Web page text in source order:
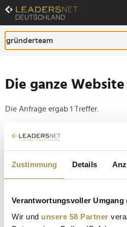
Zustimmung Details
Verantwortungsvoller Umgang
Wir und unsere 58 Partner
Zum
Inhalt
Zur
Fußzeilen-
Navigation
Die ganze
Die Anfrage ergab 1 Treffer.
Tipp
Setzen Sie die gesuchten
Anführungszeichen: zb
Ofelos entwickelt digitale
hohe Ausfallquoten